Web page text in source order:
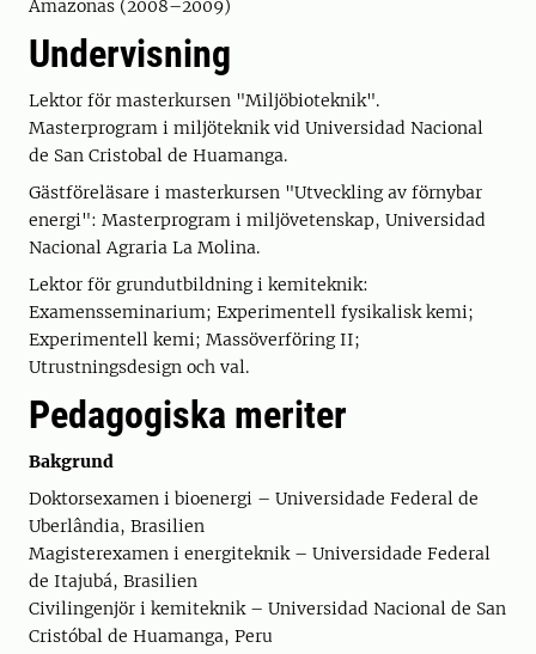
Amazonas (2008–2009)
Undervisning
Lektor för masterkursen "Miljöbioteknik".
Masterprogram i miljöteknik vid Universidad Nacional
de San Cristobal de Huamanga.
Gästföreläsare i masterkursen "Utveckling av förnybar
energi": Masterprogram i miljövetenskap, Universidad
Nacional Agraria La Molina.
Lektor för grundutbildning i kemiteknik:
Examensseminarium; Experimentell fysikalisk kemi;
Experimentell kemi; Massöverföring II;
Utrustningsdesign och val.
Pedagogiska meriter
Bakgrund
Doktorsexamen i bioenergi – Universidade Federal de
Uberlândia, Brasilien
Magisterexamen i energiteknik – Universidade Federal
de Itajubá, Brasilien
Civilingenjör i kemiteknik – Universidad Nacional de San
Cristóbal de Huamanga, Peru